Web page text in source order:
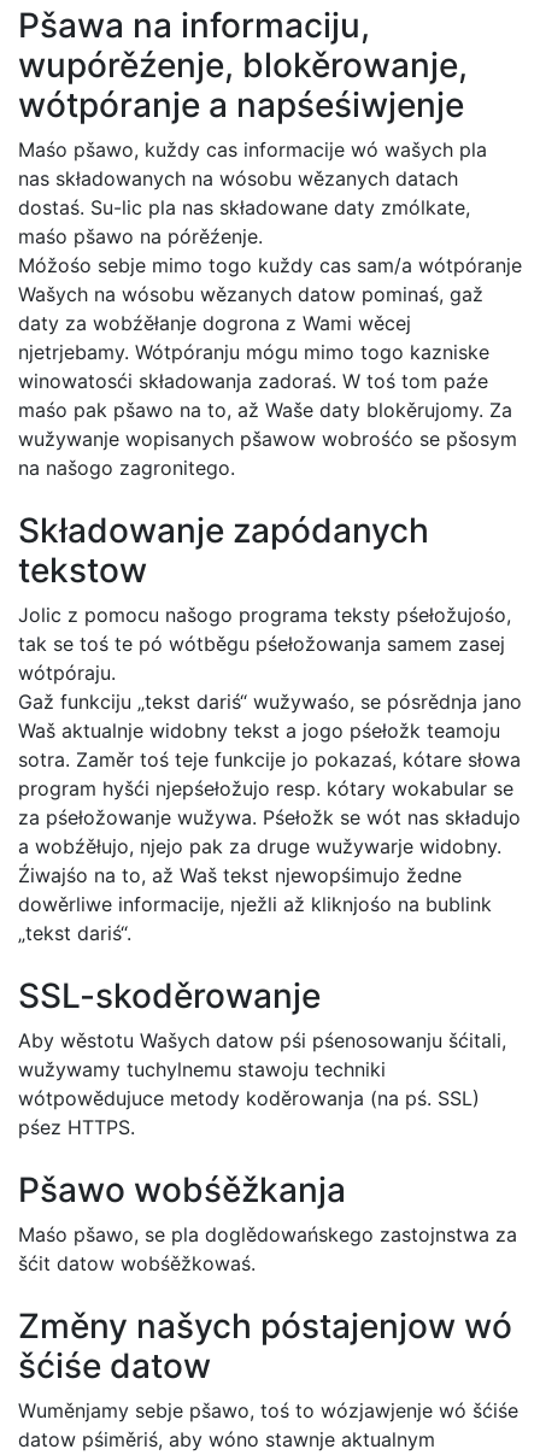
Pšawa na informaciju,
wupórěźenje, blokěrowanje,
wótpóranje a napśeśiwjenje
Maśo pšawo, kuždy cas informacije wó wašych pla
nas składowanych na wósobu wězanych datach
dostaś. Su-lic pla nas składowane daty zmólkate,
maśo pšawo na pórěźenje.
Móžośo sebje mimo togo kuždy cas sam/a wótpóranje
Wašych na wósobu wězanych datow pominaś, gaž
daty za wobźěłanje dogrona z Wami wěcej
njetrjebamy. Wótpóranju mógu mimo togo kazniske
winowatosći składowanja zadoraś. W toś tom paźe
maśo pak pšawo na to, až Waše daty blokěrujomy. Za
wužywanje wopisanych pšawow wobrośćo se pšosym
na našogo zagronitego.
Składowanje zapódanych
tekstow
Jolic z pomocu našogo programa teksty pśełožujośo,
tak se toś te pó wótběgu pśełožowanja samem zasej
wótpóraju.
Gaž funkciju „tekst dariś“ wužywaśo, se pósrědnja jano
Waš aktualnje widobny tekst a jogo pśełožk teamoju
sotra. Zaměr toś teje funkcije jo pokazaś, kótare słowa
program hyšći njepśełožujo resp. kótary wokabular se
za pśełožowanje wužywa. Pśełožk se wót nas składujo
a wobźěłujo, njejo pak za druge wužywarje widobny.
Źiwajśo na to, až Waš tekst njewopśimujo žedne
dowěrliwe informacije, nježli až kliknjośo na bublink
„tekst dariś“.
SSL-skoděrowanje
Aby wěstotu Wašych datow pśi pśenosowanju šćitali,
wužywamy tuchylnemu stawoju techniki
wótpowědujuce metody koděrowanja (na pś. SSL)
pśez HTTPS.
Pšawo wobśěžkanja
Maśo pšawo, se pla doglědowańskego zastojnstwa za
šćit datow wobśěžkowaś.
Změny našych póstajenjow wó
šćiśe datow
Wuměnjamy sebje pšawo, toś to wózjawjenje wó šćiśe
datow pśiměriś, aby wóno stawnje aktualnym